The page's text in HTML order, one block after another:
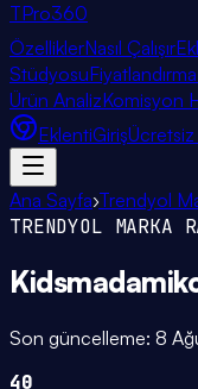
TPro360
ÖzelliklerNasıl Çalışır
StüdyosuFiyatlandırma
Ürün AnalizKomisyon
EklentiGirişÜcretsiz
Ana Sayfa›Trendyol
TRENDYOL MARKA
Son güncelleme: 8
40